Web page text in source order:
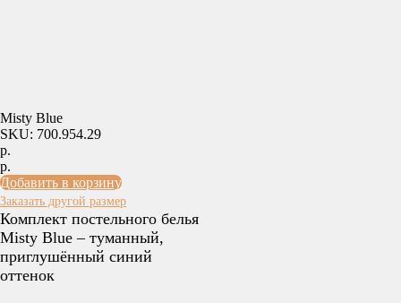
Misty Blue
SKU: 700.954.29
р.
р.
Добавить в корзину
Заказать другой размер
Комплект постельного белья
Misty Blue – туманный,
приглушённый синий
оттенок